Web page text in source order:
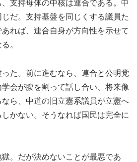
支持母体の中核は連合である。中
だ。支持基盤を同じくする議員た
れば、連合自身が方向性を示せて
。
た。前に進むなら、連合と公明党
会が腹を割って話し合い、将来像
ら、中道の旧立憲系議員が立憲へ
かない。そうなれば国民は完全に
。だが決めないことが最悪であ